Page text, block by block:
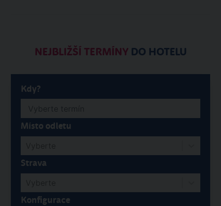
NEJBLIŽŠÍ TERMÍNYDO HOTELU
Kdy?
Místo odletu
Strava
Konfigurace